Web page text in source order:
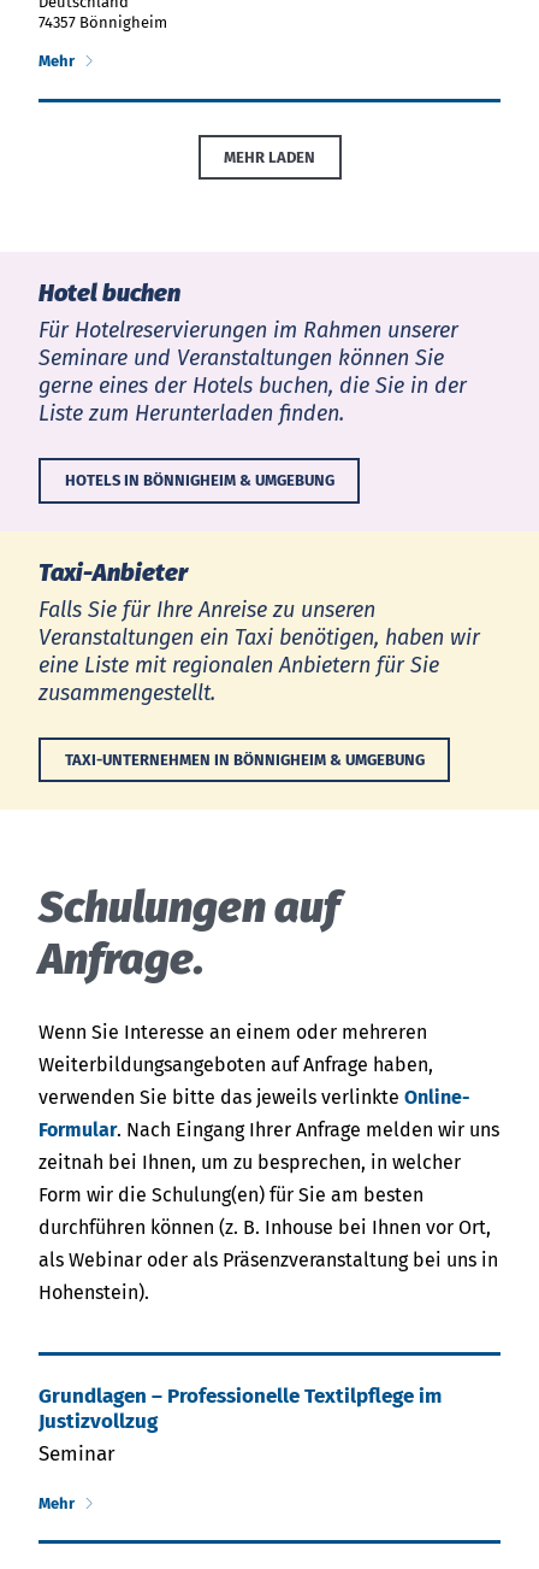
74357 Bönnigheim
Mehr
MEHR LADEN
Hotel buchen
Für Hotelreservierungen im Rahmen unserer
Seminare und Veranstaltungen können Sie
gerne eines der Hotels buchen, die Sie in der
Liste zum Herunterladen finden.
HOTELS IN BÖNNIGHEIM & UMGEBUNG
Taxi-Anbieter
Falls Sie für Ihre Anreise zu unseren
Veranstaltungen ein Taxi benötigen, haben wir
eine Liste mit regionalen Anbietern für Sie
zusammengestellt.
TAXI-UNTERNEHMEN IN BÖNNIGHEIM & UMGEBUNG
Schulungen auf
Anfrage.
Wenn Sie Interesse an einem oder mehreren
Weiterbildungsangeboten auf Anfrage haben,
verwenden Sie bitte das jeweils verlinkte Online-
Formular. Nach Eingang Ihrer Anfrage melden wir uns
zeitnah bei Ihnen, um zu besprechen, in welcher
Form wir die Schulung(en) für Sie am besten
durchführen können (z. B. Inhouse bei Ihnen vor Ort,
als Webinar oder als Präsenzveranstaltung bei uns in
Hohenstein).
Grundlagen – Professionelle Textilpflege im
Justizvollzug
Seminar
Mehr